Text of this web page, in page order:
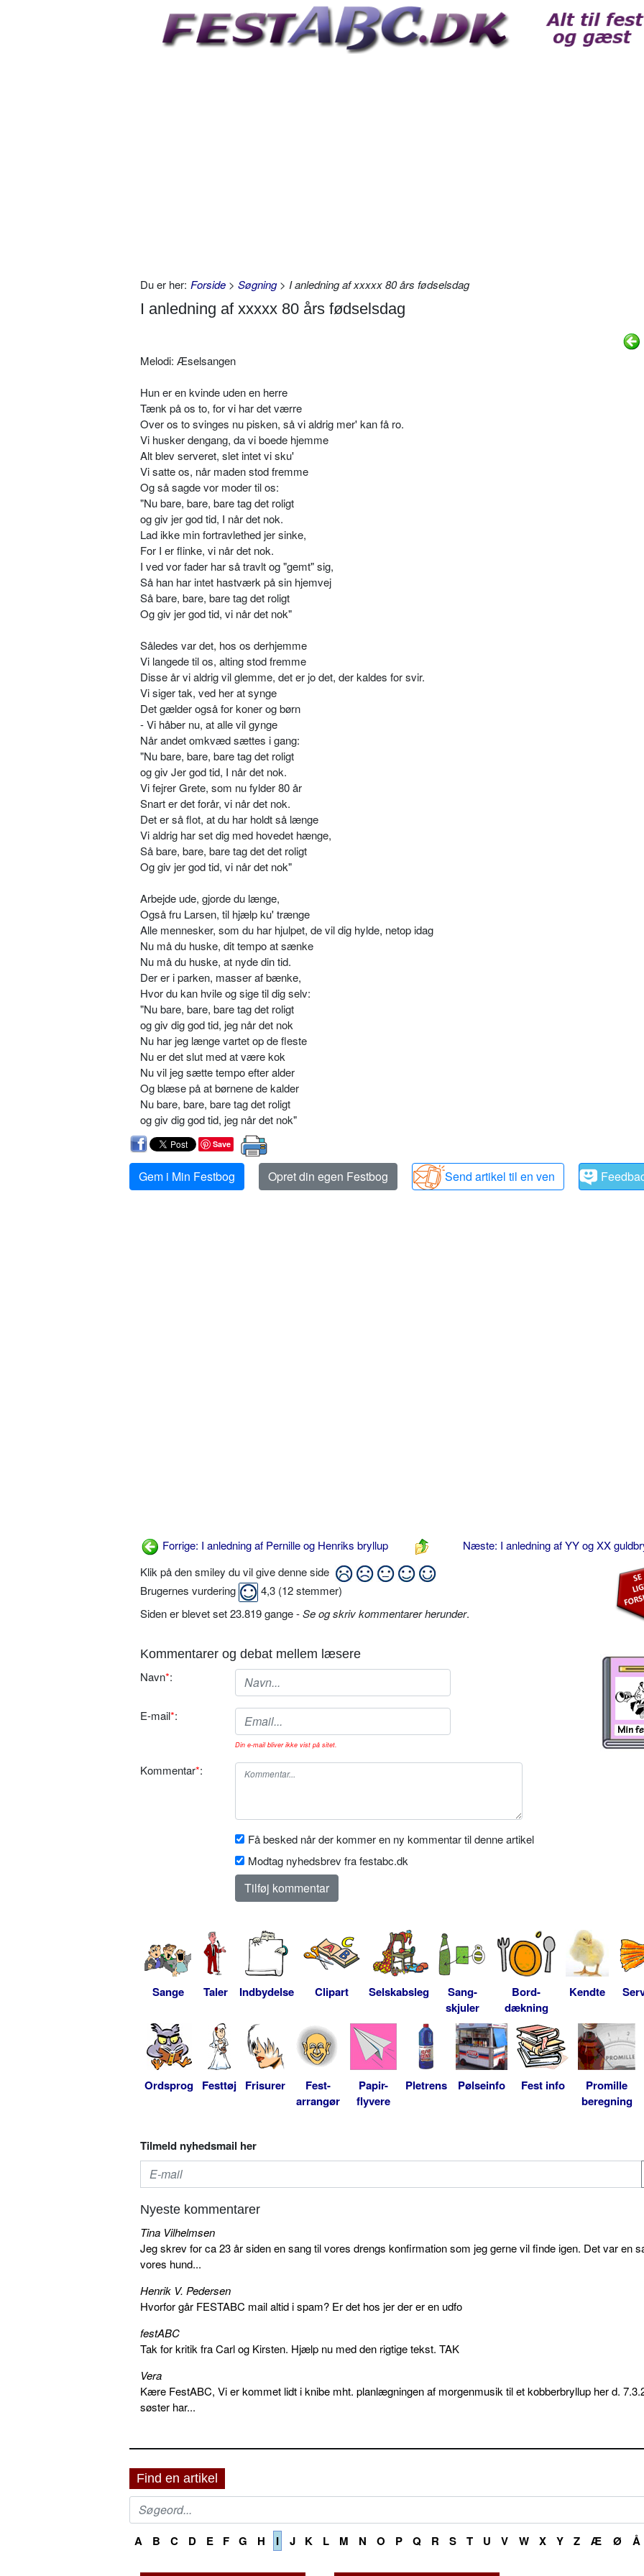
Du er her: Forside > Søgning> I anledning af xxxxx 80 års fødselsdag
I anledning af xxxxx 80 års fødselsdag
Melodi: Æselsangen
Hun er en kvinde uden en herre
Tænk på os to, for vi har det værre
Over os to svinges nu pisken, så vi aldrig mer' kan få ro.
Vi husker dengang, da vi boede hjemme
Alt blev serveret, slet intet vi sku'
Vi satte os, når maden stod fremme
Og så sagde vor moder til os:
"Nu bare, bare, bare tag det roligt
og giv jer god tid, I når det nok.
Lad ikke min fortravlethed jer sinke,
For I er flinke, vi når det nok.
I ved vor fader har så travlt og "gemt" sig,
Så han har intet hastværk på sin hjemvej
Så bare, bare, bare tag det roligt
Og giv jer god tid, vi når det nok"
Således var det, hos os derhjemme
Vi langede til os, alting stod fremme
Disse år vi aldrig vil glemme, det er jo det, der kaldes for svir.
Vi siger tak, ved her at synge
Det gælder også for koner og børn
- Vi håber nu, at alle vil gynge
Når andet omkvæd sættes i gang:
"Nu bare, bare, bare tag det roligt
og giv Jer god tid, I når det nok.
Vi fejrer Grete, som nu fylder 80 år
Snart er det forår, vi når det nok.
Det er så flot, at du har holdt så længe
Vi aldrig har set dig med hovedet hænge,
Så bare, bare, bare tag det det roligt
Og giv jer god tid, vi når det nok"
Arbejde ude, gjorde du længe,
Også fru Larsen, til hjælp ku' trænge
Alle mennesker, som du har hjulpet, de vil dig hylde, netop idag
Nu må du huske, dit tempo at sænke
Nu må du huske, at nyde din tid.
Der er i parken, masser af bænke,
Hvor du kan hvile og sige til dig selv:
"Nu bare, bare, bare tag det roligt
og giv dig god tid, jeg når det nok
Nu har jeg længe vartet op de fleste
Nu er det slut med at være kok
Nu vil jeg sætte tempo efter alder
Og blæse på at børnene de kalder
Nu bare, bare, bare tag det roligt
og giv dig god tid, jeg når det nok"
Save
Gem i Min Festbog Opret din egen Festbog Send artikel til en ven
Forrige: I anledning af Pernille og Henriks bryllup
Næste: I anledning af YY og XX
Klik på den smiley du vil give denne side
Brugernes vurdering
4,3 (12stemmer)
Siden er blevet set 23.819 gange -Se og skriv kommentarer herunder.
Kommentarer og debat mellem læsere
Navn*:
E-mail*:
Din e-mail bliver ikke vist på sitet.
Kommentar*:
Få besked når der kommer en ny kommentar til denne artikel
Modtag nyhedsbrev fra festabc.dk
Sange Taler Indbydelse Clipart Selskabsleg
Sang-
skjuler
Bord-
dækning
Kendte
Ordsprog Festtøj Frisurer
Fest-
arrangør
Papir-
flyvere
Pletrens Pølseinfo Fest info
Promille
beregning
Tilmeld nyhedsmail her
Nyeste kommentarer
Tina Vilhelmsen
Jeg skrev for ca 23 år siden en sang til vores drengs konfirmation som jeg gerne vil finde igen. Det var en
vores hund...
Henrik V. Pedersen
Hvorfor går FESTABC mail altid i spam? Er det hos jer der er en udfo
festABC
Tak for kritik fra Carl og Kirsten. Hjælp nu med den rigtige tekst. TAK
Vera
Kære FestABC, Vi er kommet lidt i knibe mht. planlægningen af morgenmusik til et kobberbryllup her d.
søster har...
Find en artikel
A B C D E F G H I J K L M N O P Q R S T U V W X Y Z Æ Ø Å